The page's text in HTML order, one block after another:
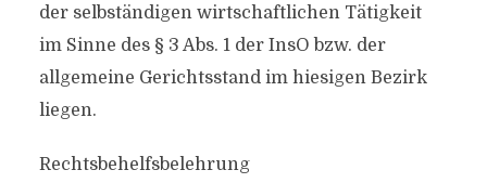
der selbständigen wirtschaftlichen Tätigkeit
im Sinne des § 3 Abs. 1 der InsO bzw. der
allgemeine Gerichtsstand im hiesigen Bezirk
liegen.
Rechtsbehelfsbelehrung